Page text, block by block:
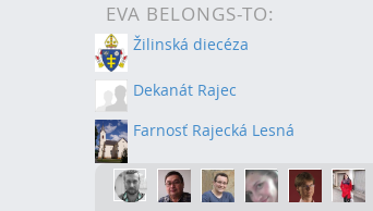
EVA BELONGS-TO:
Žilinská diecéza
Dekanát Rajec
Farnosť Rajecká Lesná